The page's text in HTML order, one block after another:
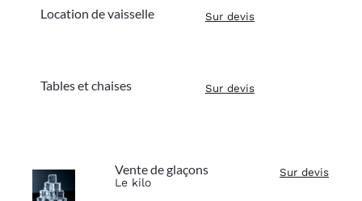
Location de vaisselle Sur devis
Tables et chaises Sur devis
Vente de glaçons
Le kilo
Sur devis